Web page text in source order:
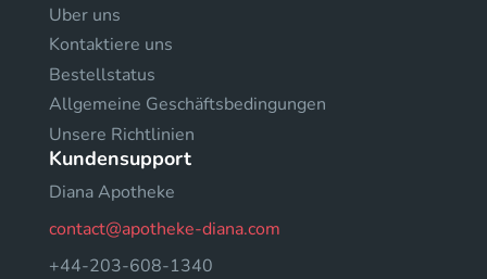
Uber uns
Kontaktiere uns
Bestellstatus
Allgemeine Geschäftsbedingungen
Unsere Richtlinien
Kundensupport
Diana Apotheke
contact@apotheke-diana.com
+44-203-608-1340